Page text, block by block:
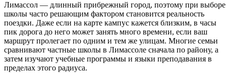
Лимассол — длинный прибрежный город, поэтому при выборе
школы часто решающим фактором становится реальность
поездки. Даже если на карте кампус кажется близким, в часы
пик дорога до него может занять много времени, если ваш
маршрут пролегает по одним и тем же улицам. Многие семьи
сравнивают частные школы в Лимассоле сначала по району, а
затем изучают учебные программы и языки преподавания в
пределах этого радиуса.